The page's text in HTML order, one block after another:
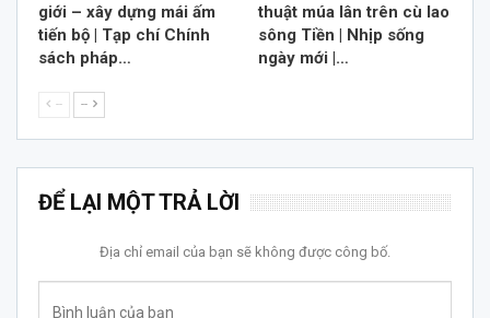
giới – xây dựng mái ấm
tiến bộ | Tạp chí Chính
sách pháp…
thuật múa lân trên cù lao
sông Tiền | Nhịp sống
ngày mới |…
-- --
ĐỂ LẠI MỘT TRẢ LỜI
Địa chỉ email của bạn sẽ không được công bố.